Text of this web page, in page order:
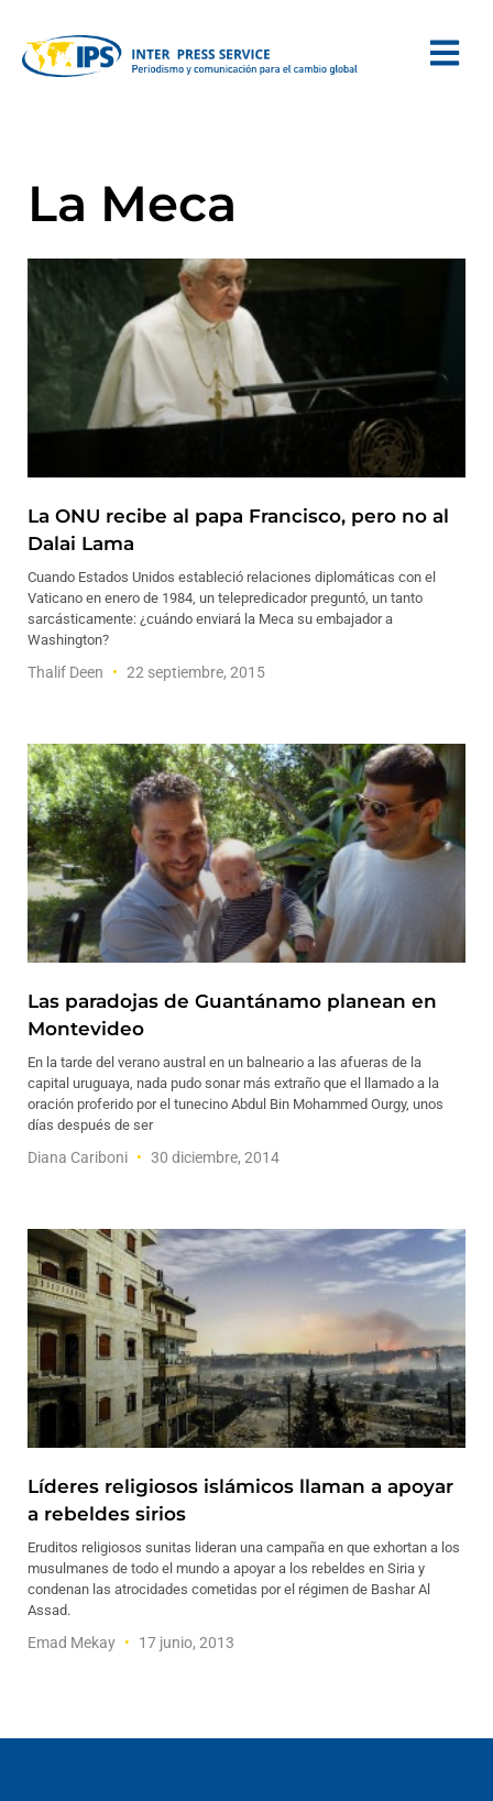
La Meca
La ONU recibe al papa Francisco, pero no al
Dalai Lama
Cuando Estados Unidos estableció relaciones diplomáticas con el
Vaticano en enero de 1984, un telepredicador preguntó, un tanto
sarcásticamente: ¿cuándo enviará la Meca su embajador a
Washington?
Thalif Deen 22 septiembre, 2015
Las paradojas de Guantánamo planean en
Montevideo
En la tarde del verano austral en un balneario a las afueras de la
capital uruguaya, nada pudo sonar más extraño que el llamado a la
oración proferido por el tunecino Abdul Bin Mohammed Ourgy, unos
días después de ser
Diana Cariboni 30 diciembre, 2014
Líderes religiosos islámicos llaman a apoyar
a rebeldes sirios
Eruditos religiosos sunitas lideran una campaña en que exhortan a los
musulmanes de todo el mundo a apoyar a los rebeldes en Siria y
condenan las atrocidades cometidas por el régimen de Bashar Al
Assad.
Emad Mekay 17 junio, 2013